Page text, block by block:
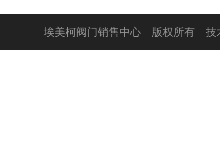
埃美柯阀门销售中心 版权所有 技